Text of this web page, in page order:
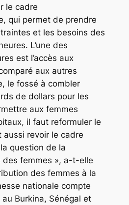
le cadre
qui permet de prendre
et les besoins des
L’une des
est l’accès aux
aux autres
le fossé à combler
de dollars pour les
aux femmes
il faut reformuler le
revoir le cadre
question de la
des femmes », a-t-elle
des femmes à la
nationale compte
Burkina, Sénégal et